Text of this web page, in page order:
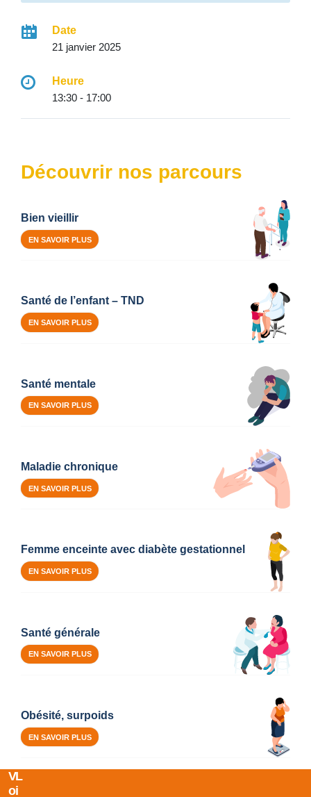
Date
21 janvier 2025
Heure
13:30 - 17:00
Découvrir nos parcours
Bien vieillir
EN SAVOIR PLUS
Santé de l’enfant – TND
EN SAVOIR PLUS
Santé mentale
EN SAVOIR PLUS
Maladie chronique
EN SAVOIR PLUS
Femme enceinte avec diabète gestationnel
EN SAVOIR PLUS
Santé générale
EN SAVOIR PLUS
Obésité, surpoids
EN SAVOIR PLUS
L
I
V
O